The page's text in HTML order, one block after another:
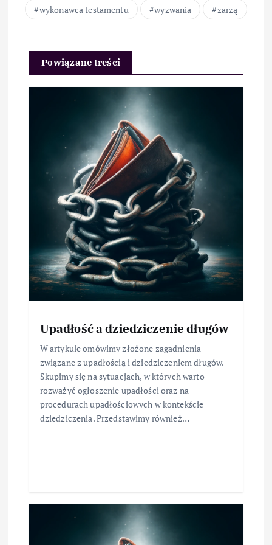
wykonawca testamentu
wyzwania zarzą
Powiązane treści
Upadłość a dziedziczenie długów
W artykule omówimy złożone zagadnienia
związane z upadłością i dziedziczeniem długów.
Skupimy się na sytuacjach, w których warto
rozważyć ogłoszenie upadłości oraz na
procedurach upadłościowych w kontekście
dziedziczenia. Przedstawimy również…